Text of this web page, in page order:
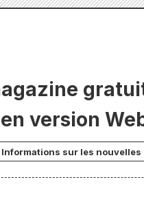
version
Informations sur les